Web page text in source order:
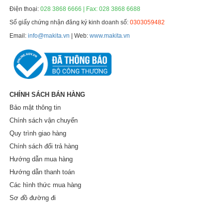
Điện thoại:028 3868 6666 | Fax: 028 3868 6688
Số giấy chứng nhận đăng ký kinh doanh số:0303059482
Email:info@makita.vn | Web:www.makita.vn
CHÍNH SÁCH BÁN HÀNG
Bảo mật thông tin
Chính sách vận chuyển
Quy trình giao hàng
Chính sách đổi trả hàng
Hướng dẫn mua hàng
Hướng dẫn thanh toán
Các hình thức mua hàng
Sơ đồ đường đi